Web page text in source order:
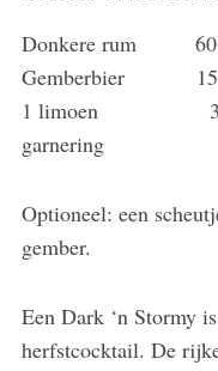
Donkere rum 60
Gemberbier
1 limoen 30 ml
garnering
Optioneel: een
gember.
Een Dark ‘n Stormy
herfstcocktail. De